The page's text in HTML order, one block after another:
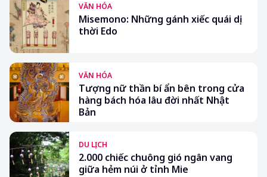
VĂN HÓA
Misemono: Những gánh xiếc quái dị
thời Edo
VĂN HÓA
Tượng nữ thần bí ẩn bên trong cửa
hàng bách hóa lâu đời nhất Nhật
Bản
DU LỊCH
2.000 chiếc chuông gió ngân vang
giữa hẻm núi ở tỉnh Mie